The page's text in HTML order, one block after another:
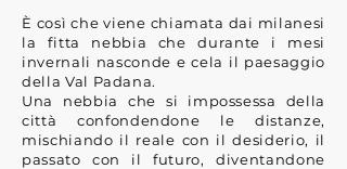
È così che viene chiamata dai milanesi
la fitta nebbia che durante i mesi
invernali nasconde e cela il paesaggio
della Val Padana.
Una nebbia che si impossessa della
città confondendone le distanze,
mischiando il reale con il desiderio, il
passato con il futuro, diventandone